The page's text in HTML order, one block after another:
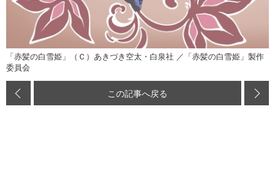
「赤髪の白雪姫」（Ｃ）あきづき空太・白泉社 ／「赤髪の白雪姫」製作
委員会
この記事へ戻る